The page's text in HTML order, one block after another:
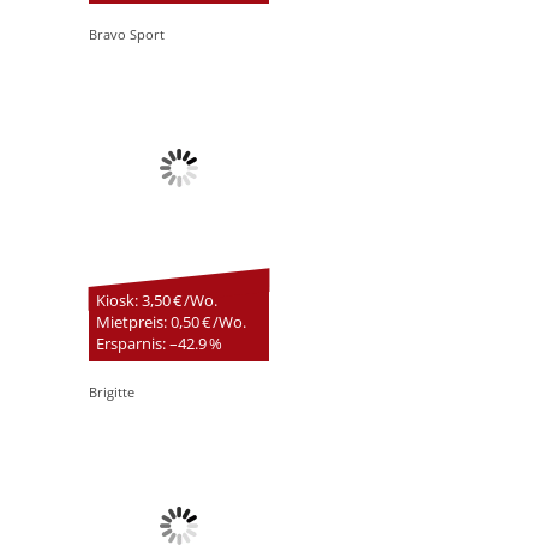
Bravo Sport
Kiosk: 3,50 € /Wo.
Mietpreis: 0,50 € /Wo.
Ersparnis: –42.9 %
Brigitte